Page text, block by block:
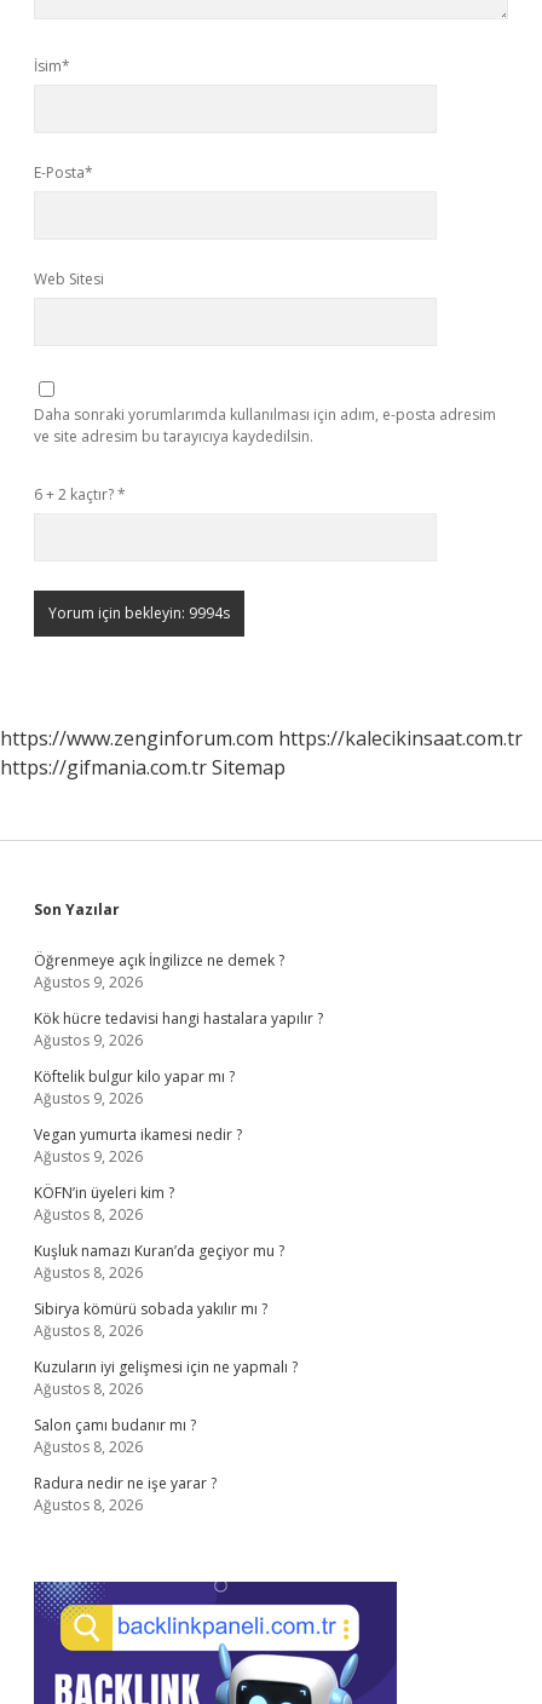
İsim*
E-Posta*
Web Sitesi
Daha sonraki yorumlarımda kullanılması için adım, e-posta adresim
ve site adresim bu tarayıcıya kaydedilsin.
6 + 2 kaçtır?*
https://www.zenginforum.com https://kalecikinsaat.com.tr
https://gifmania.com.trSitemap
Sidebar
Son Yazılar
Öğrenmeye açık İngilizce ne demek ?
Ağustos 9, 2026
Kök hücre tedavisi hangi hastalara yapılır ?
Ağustos 9, 2026
Köftelik bulgur kilo yapar mı ?
Ağustos 9, 2026
Vegan yumurta ikamesi nedir ?
Ağustos 9, 2026
KÖFN’in üyeleri kim ?
Ağustos 8, 2026
Kuşluk namazı Kuran’da geçiyor mu ?
Ağustos 8, 2026
Sibirya kömürü sobada yakılır mı ?
Ağustos 8, 2026
Kuzuların iyi gelişmesi için ne yapmalı ?
Ağustos 8, 2026
Salon çamı budanır mı ?
Ağustos 8, 2026
Radura nedir ne işe yarar ?
Ağustos 8, 2026